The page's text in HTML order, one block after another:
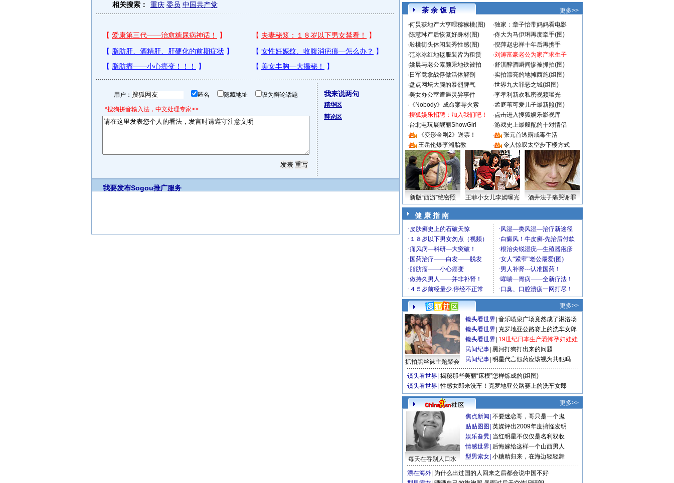
相关搜索： 重庆 委员 中国共产党
用户： 匿名 隐藏地址 设为辩论话题
*搜狗拼音输入法，中文处理专家>>
我来说两句
精华区
辩论区
我要发布Sogou推广服务
茶 余 饭 后
更多>>
·何炅获地产大亨喂猕猴桃(图) ·独家：章子怡带妈妈看电影
·陈慧琳产后恢复好身材(图) ·佟大为马伊琍再度牵手(图)
·殷桃街头休闲装秀性感(图) ·倪萍赵忠祥十年后再携手
·范冰冰红地毯服装皆为租赁 ·刘涛富豪老公为家产求生子
·姚晨与老公素颜乘地铁被拍 ·舒淇醉酒瞬间惨被抓拍(图)
· 日军竟拿战俘做活体解剖 ·实拍漂亮的地摊西施(组图)
·盘点网坛大腕的暴烈脾气 ·世界九大罪恶之城(组图)
·美女办公室遭遇灵异事件 ·李孝利新欢私密视频曝光
· 《Nobody》成命案导火索 ·孟庭苇可爱儿子最新照(图)
·搜狐娱乐招聘：加入我们吧！ ·点击进入搜狐娱乐影视库
·台北电玩展靓丽ShowGirl ·游戏史上最般配的十对情侣
·
《变形金刚2》送票！ ·
张元首透露戒毒生活
·
王岳伦爆李湘胎教 · 令人惊叹太空步下楼方式
新版“西游”绝密照 王菲小女儿李嫣曝光 酒井法子痛哭谢罪
健 康 指 南
更多>>
抓拍黑丝袜主题聚会
镜头看世界 音乐喷泉广场竟然成了淋浴场
镜头看世界 克罗地亚公路赛上的洗车女郎
镜头看世界 19世纪日本生产恐怖孕妇娃娃
民间纪事 黑河打狗打出来的问题
民间纪事 明星代言假药应该视为共犯吗
镜头看世界 揭秘那些美丽“床模”怎样炼成的(组图)
镜头看世界 性感女郎来洗车！克罗地亚公路赛上的洗车女郎
更多>>
每天在吞别人口水
焦点新闻 不要迷恋哥，哥只是一个鬼
贴贴图图 英媒评出2009年度搞怪发明
娱乐旮旯 当红明星不仅仅是名利双收
情感世界 后悔嫁给这样一个山西男人
型男索女 小糖精归来，在海边轻轻舞
漂在海外 为什么出过国的人回来之后都会说中国不好